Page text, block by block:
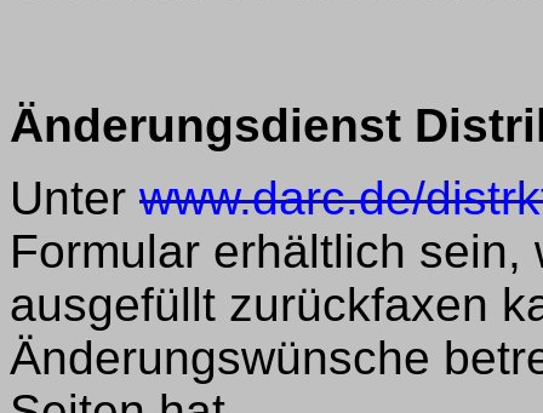
Änderungsdienst
Unter www.darc.de/
Formular erhältlich
ausgefüllt zurückfaxen
Änderungswünsche